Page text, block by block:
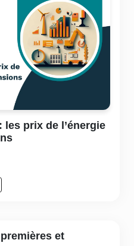
prix de l’énergie
et